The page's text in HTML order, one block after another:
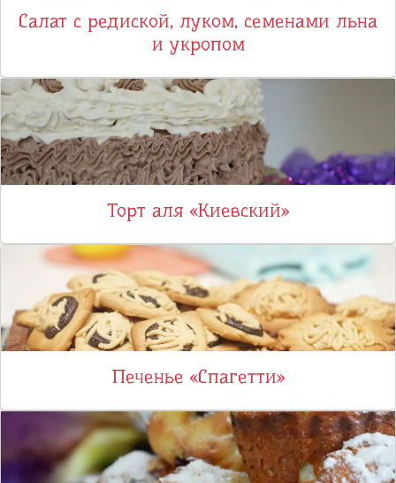
Салат с редиской, луком, семенами льна
и укропом
Торт аля «Киевский»
Печенье «Спагетти»